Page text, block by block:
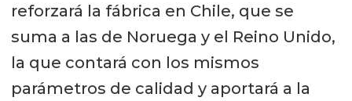
reforzará la fábrica en Chile, que se
suma a las de Noruega y el Reino Unido,
la que contará con los mismos
parámetros de calidad y aportará a la